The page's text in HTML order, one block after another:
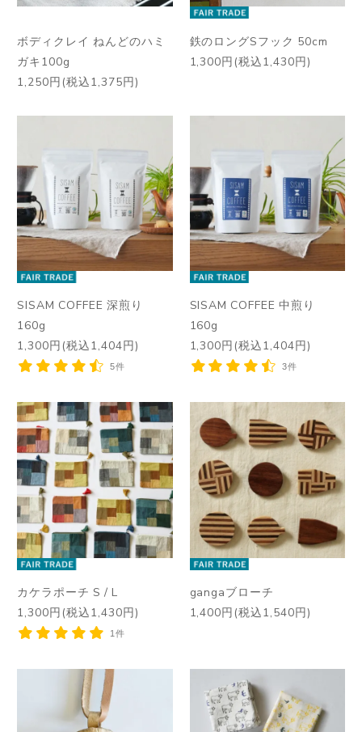
ボディクレイ ねんどのハミ
ガキ100g
1,250円(税込1,375円)
鉄のロングSフック 50cm
1,300円(税込1,430円)
SISAM COFFEE 深煎り
160g
1,300円(税込1,404円)
5件
SISAM COFFEE 中煎り
160g
1,300円(税込1,404円)
3件
カケラポーチ S / L
1,300円(税込1,430円)
1件
gangaブローチ
1,400円(税込1,540円)